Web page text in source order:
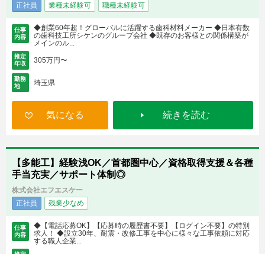
正社員
業種未経験可 職種未経験可
仕事
内容
◆創業60年超！グローバルに活躍する歯科材料メーカー ◆日本有数
の歯科技工所シケンのグループ会社 ◆既存のお客様との関係構築が
メインのル...
推定
年収
305万円〜
勤務
地
埼玉県
気になる 続きを読む
【多能工】経験浅OK／首都圏中心／資格取得支援＆各種
手当充実／サポート体制◎
株式会社エフエスケー
正社員
残業少なめ
仕事
内容
◆【電話応募OK】【応募時の履歴書不要】【ログイン不要】の特別
求人！ ◆設立30年、耐震・改修工事を中心に様々な工事依頼に対応
する職人企業...